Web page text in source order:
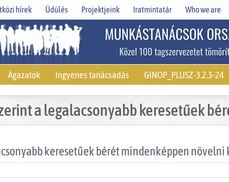
hírek Üdülés Projektjeink Iratmintatár Who we are
Ágazatok Ingyenes tanácsadás GINOP_PLUSZ-3.2.3-24
a legalacsonyabb keresetűek
keresetűek bérét mindenképpen növelni